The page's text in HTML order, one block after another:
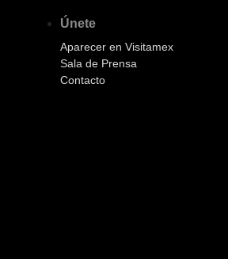
Únete
Aparecer en Visitamex
Sala de Prensa
Contacto